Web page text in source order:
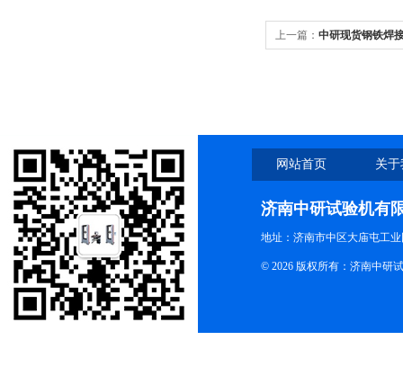
上一篇： 中研现货钢铁焊
网站首页 关
济南中研试验机有
地址：济南市中区大庙屯工
© 2026 版权所有：济南中研